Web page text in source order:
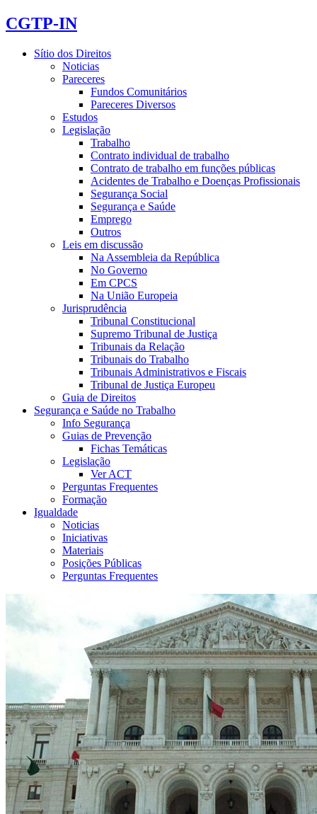
CGTP-IN
Sítio dos Direitos
Noticias
Pareceres
Fundos Comunitários
Pareceres Diversos
Estudos
Legislação
Trabalho
Contrato individual de trabalho
Contrato de trabalho em funções públicas
Acidentes de Trabalho e Doenças Profissionais
Segurança Social
Segurança e Saúde
Emprego
Outros
Leis em discussão
Na Assembleia da República
No Governo
Em CPCS
Na União Europeia
Jurisprudência
Tribunal Constitucional
Supremo Tribunal de Justiça
Tribunais da Relação
Tribunais do Trabalho
Tribunais Administrativos e Fiscais
Tribunal de Justiça Europeu
Guia de Direitos
Segurança e Saúde no Trabalho
Info Segurança
Guias de Prevenção
Fichas Temáticas
Legislação
Ver ACT
Perguntas Frequentes
Formação
Igualdade
Noticias
Iniciativas
Materiais
Posições Públicas
Perguntas Frequentes